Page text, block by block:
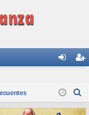
nti
fic
ist
ra